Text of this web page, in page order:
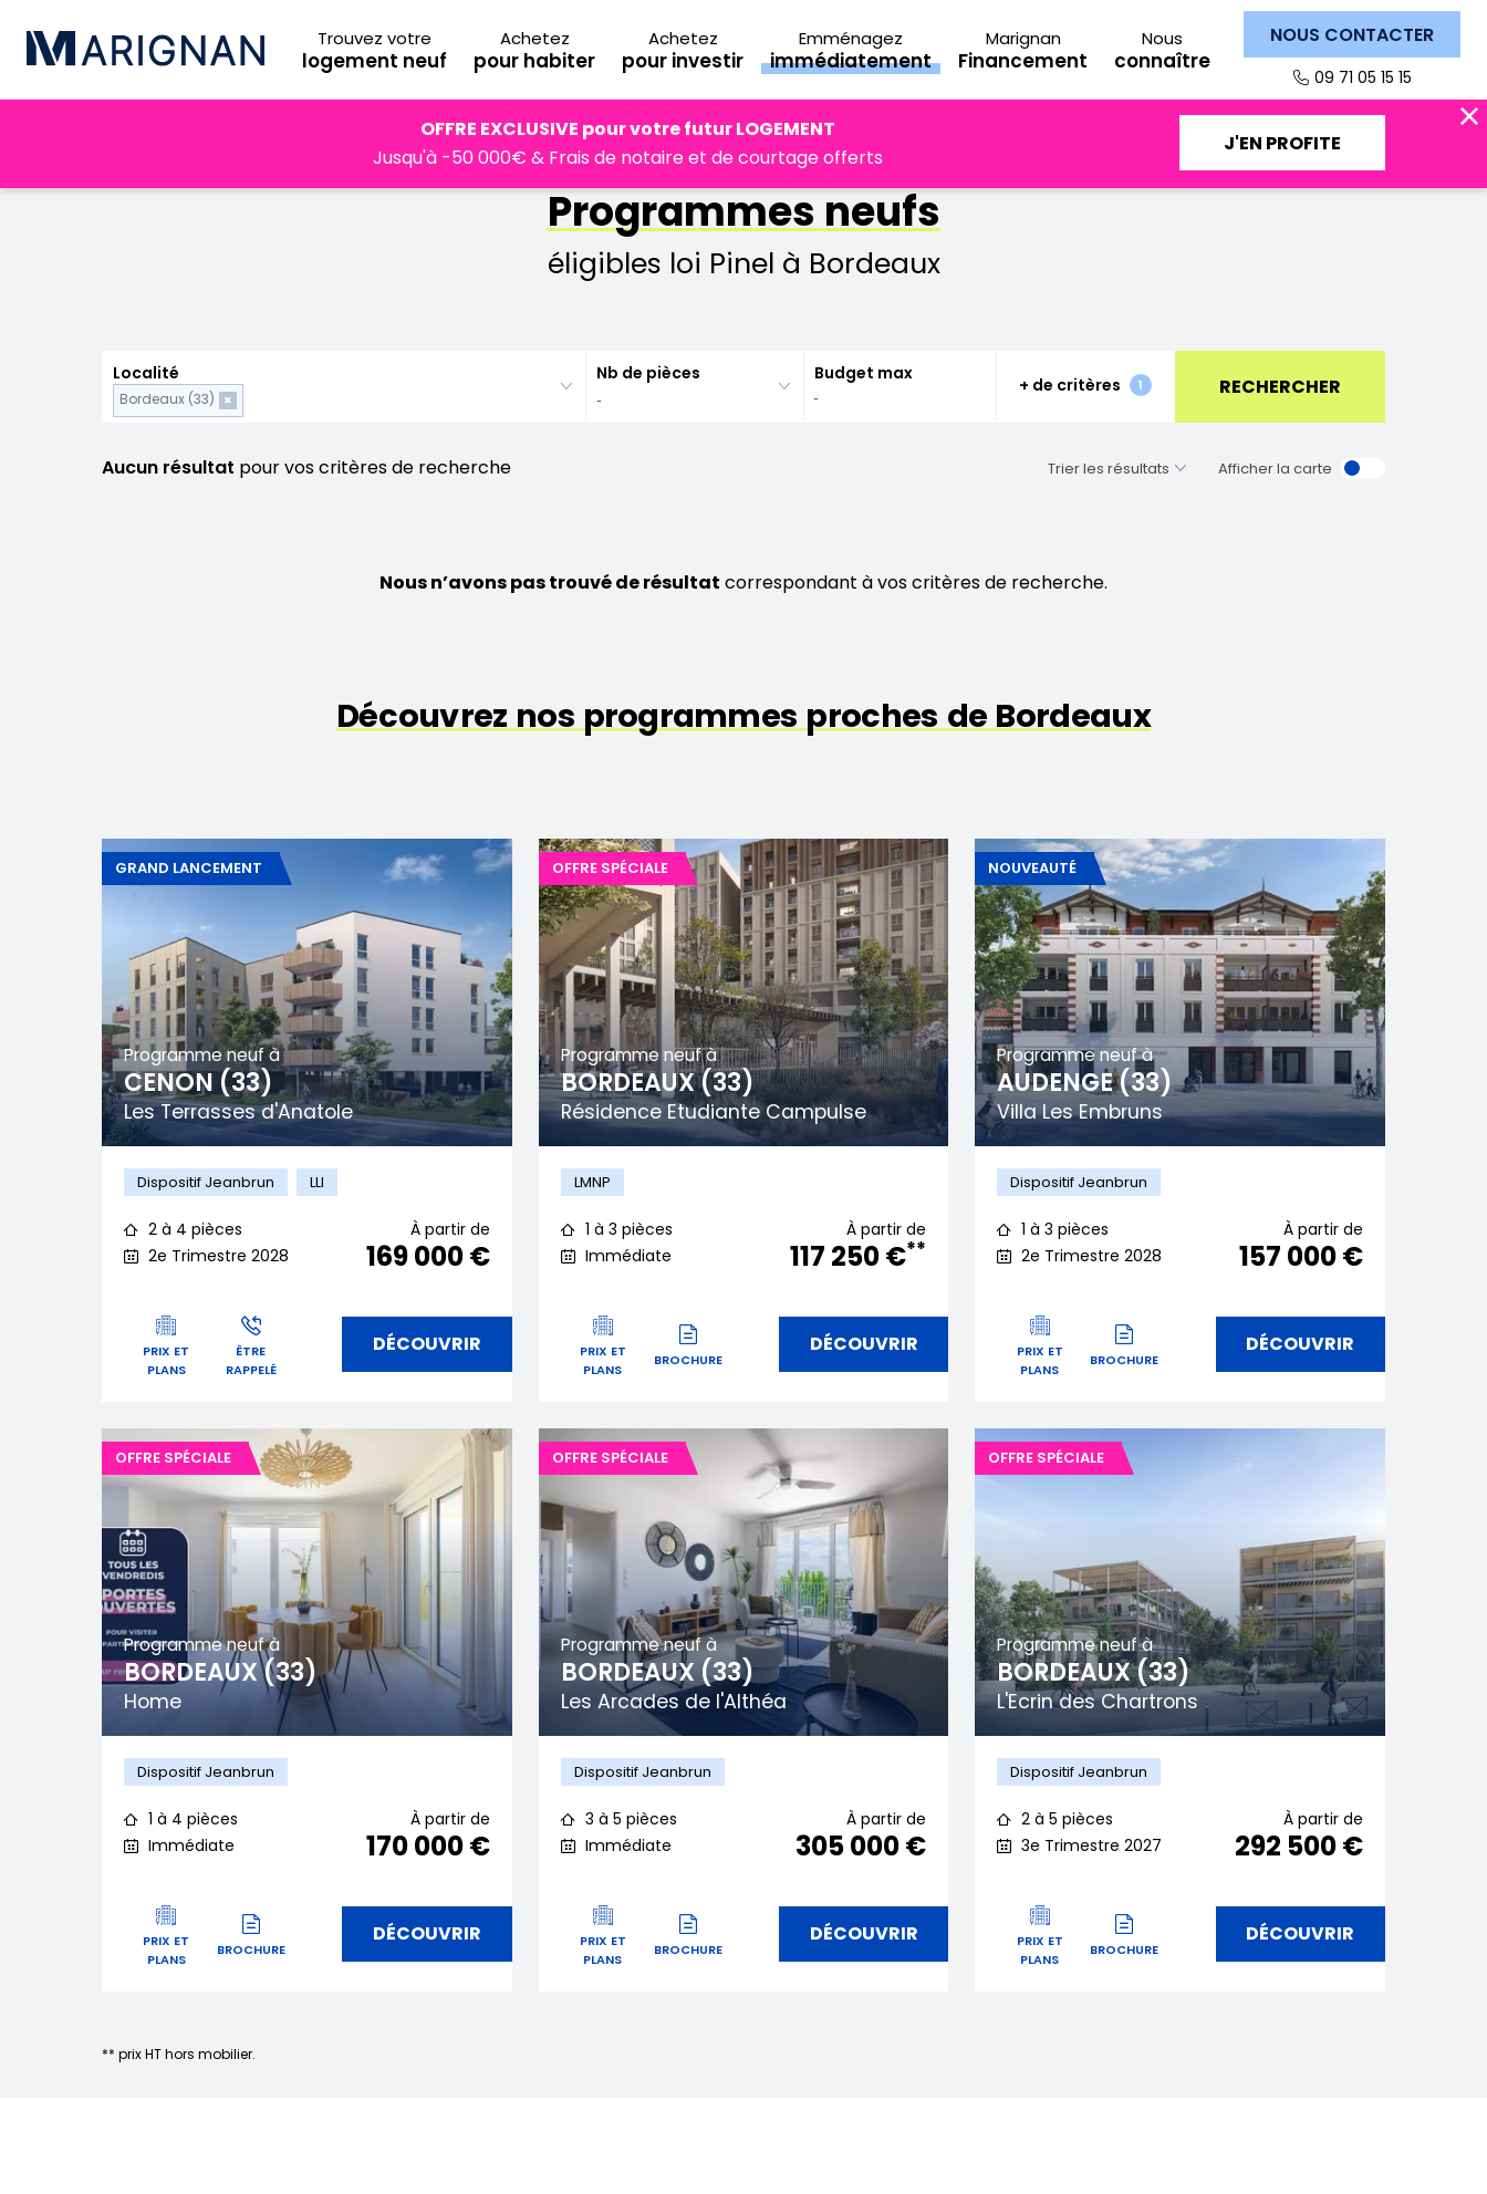
Trouvez votre
logement neuf
Achetez
pour habiter
Achetez
pour investir
Emménagez
immédiatement
Marignan
Financement
Nous
connaître
NOUS CONTACTER
09 71 05 15 15
OFFRE EXCLUSIVE pour votre futur LOGEMENT
Jusqu'à -50 000€ & Frais de notaire et de courtage offerts
J'EN PROFITE
Loi Pinel Bordeaux
Programmes neufs
éligibles loi Pinel à Bordeaux
Localité
×
Bordeaux (33)
Nb de pièces Budget max
+ de critères 1
Fermer RECHERCHER
Aucun résultat pour vos critères de recherche Afficher la carte
Nous n’avons pas trouvé de résultat correspondant à vos critères de recherche.
Découvrez nos programmes proches de Bordeaux
Programme neuf à
CENON (33)
Les Terrasses d'Anatole
GRAND LANCEMENT
Dispositif Jeanbrun LLI
2 à 4 pièces
2e Trimestre 2028
À partir de
169 000 €
PRIX ET
PLANS
ÊTRE
RAPPELÉ
DÉCOUVRIR
Programme neuf à
BORDEAUX (33)
Résidence Etudiante Campulse
OFFRE SPÉCIALE
LMNP
1 à 3 pièces
Immédiate
À partir de
117 250 €**
PRIX ET
PLANS
BROCHURE
DÉCOUVRIR
Programme neuf à
AUDENGE (33)
Villa Les Embruns
NOUVEAUTÉ
Dispositif Jeanbrun
1 à 3 pièces
2e Trimestre 2028
À partir de
157 000 €
PRIX ET
PLANS
BROCHURE
DÉCOUVRIR
Programme neuf à
BORDEAUX (33)
Home
OFFRE SPÉCIALE
Dispositif Jeanbrun
1 à 4 pièces
Immédiate
À partir de
170 000 €
PRIX ET
PLANS
BROCHURE
DÉCOUVRIR
Programme neuf à
BORDEAUX (33)
Les Arcades de l'Althéa
OFFRE SPÉCIALE
Dispositif Jeanbrun
3 à 5 pièces
Immédiate
À partir de
305 000 €
PRIX ET
PLANS
BROCHURE
DÉCOUVRIR
Programme neuf à
BORDEAUX (33)
L'Ecrin des Chartrons
OFFRE SPÉCIALE
Dispositif Jeanbrun
2 à 5 pièces
3e Trimestre 2027
À partir de
292 500 €
PRIX ET
PLANS
BROCHURE
DÉCOUVRIR
** prix HT hors mobilier.